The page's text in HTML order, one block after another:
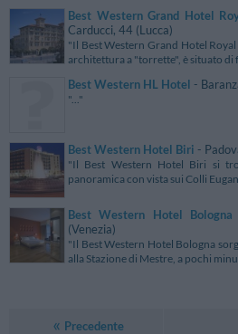
Best Western Grand Hotel
Carducci, 44 (Lucca)
"Il Best Western Grand Hotel
architettura a "torrette", è situato di
Best Western HL Hotel -
"..."
Best Western Hotel Biri -
"Il Best Western Hotel Biri si
panoramica con vista sui Colli
Best Western Hotel Bologna
(Venezia)
"Il Best Western Hotel Bologna
alla Stazione di Mestre, a pochi
Precedente